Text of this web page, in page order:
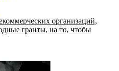
организаций,
гранты, на то, чтобы